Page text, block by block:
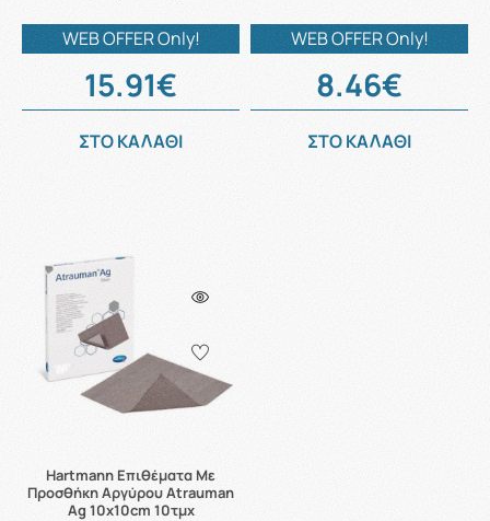
WEB OFFER Only!
15.91€
ΣΤΟ ΚΑΛΑΘΙ
WEB OFFER Only!
8.46€
ΣΤΟ ΚΑΛΑΘΙ
Hartmann Επιθέματα Με
Προσθήκη Αργύρου Atrauman
Ag 10x10cm 10τμχ